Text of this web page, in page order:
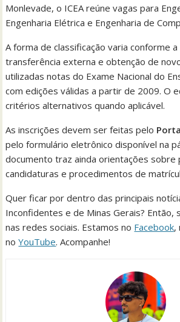
Monlevade, o ICEA reúne vagas para
Engenharia Elétrica e Engenharia de
A forma de classificação varia conforme
transferência externa e obtenção de
utilizadas notas do Exame Nacional do
com edições válidas a partir de 2009. O
critérios alternativos quando aplicável.
As inscrições devem ser feitas pelo
pelo formulário eletrônico disponível na
documento traz ainda orientações sobre
candidaturas e procedimentos de
Quer ficar por dentro das principais
Inconfidentes e de Minas Gerais? Então,
nas redes sociais. Estamos no Facebook,
noYouTube. Acompanhe!